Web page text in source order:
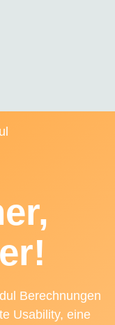
Berechnungen
Usability, eine